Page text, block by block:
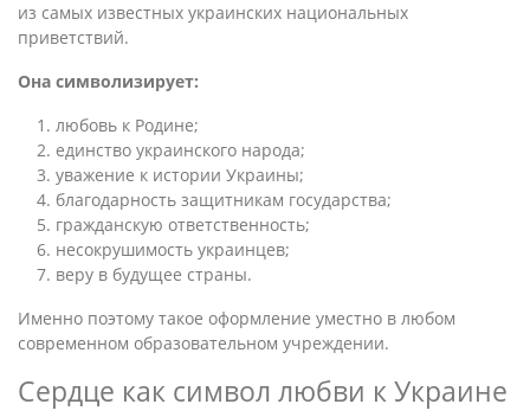
из самых известных украинских национальных
приветствий.
Она символизирует:
любовь к Родине;
единство украинского народа;
уважение к истории Украины;
благодарность защитникам государства;
гражданскую ответственность;
несокрушимость украинцев;
веру в будущее страны.
Именно поэтому такое оформление уместно в любом
современном образовательном учреждении.
Сердце как символ любви к Украине